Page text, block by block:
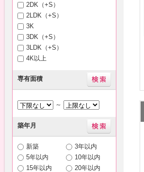
2DK（+S）
2LDK（+S）
3K
3DK（+S）
3LDK（+S）
4K以上
専有面積
～
築年月
新築
3年以内
5年以内
10年以内
15年以内
20年以内